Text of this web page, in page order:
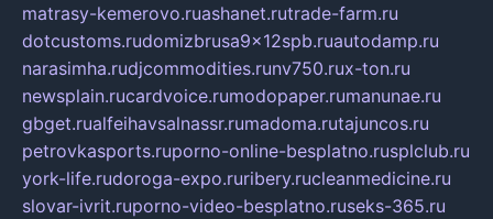
matrasy-kemerovo.ruashanet.rutrade-farm.ru
dotcustoms.rudomizbrusa9x12spb.ruautodamp.ru
narasimha.rudjcommodities.runv750.rux-ton.ru
newsplain.rucardvoice.rumodopaper.rumanunae.ru
gbget.rualfeihavsalnassr.rumadoma.rutajuncos.ru
petrovkasports.ruporno-online-besplatno.rusplclub.ru
york-life.rudoroga-expo.ruribery.rucleanmedicine.ru
slovar-ivrit.ruporno-video-besplatno.ruseks-365.ru